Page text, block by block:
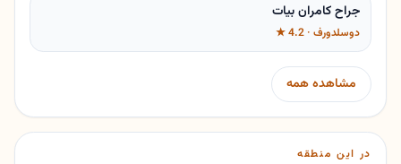
جراح کامران بیات
دوسلدورف · 4.2 ★
مشاهده همه
در این منطقه